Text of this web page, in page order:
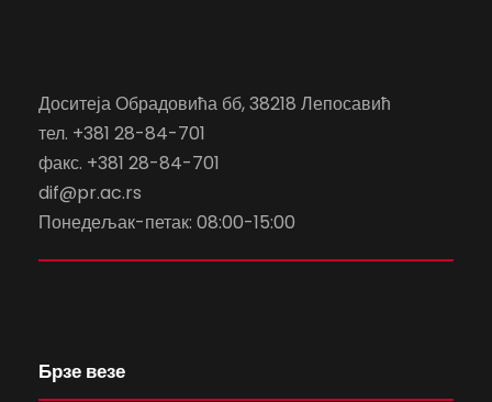
Доситеја Обрадовића бб, 38218 Лепосавић
тел. +381 28-84-701
факс. +381 28-84-701
dif@pr.ac.rs
Понедељак-петак: 08:00-15:00
Брзе везе